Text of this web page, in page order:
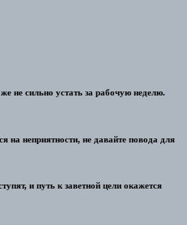
не сильно устать за рабочую неделю.
на неприятности, не давайте повода для
и путь к заветной цели окажется